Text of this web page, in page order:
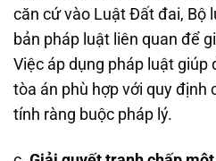
căn cứ vào Luật Đất đai, Bộ
bản pháp luật liên quan để
Việc áp dụng pháp luật
tòa án phù hợp với quy định
tính ràng buộc pháp lý.